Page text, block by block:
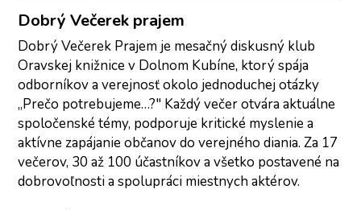
Dobrý Večerek prajem
Dobrý Večerek Prajem je mesačný diskusný klub
Oravskej knižnice v Dolnom Kubíne, ktorý spája
odborníkov a verejnosť okolo jednoduchej otázky
„Prečo potrebujeme…?" Každý večer otvára aktuálne
spoločenské témy, podporuje kritické myslenie a
aktívne zapájanie občanov do verejného diania. Za 17
večerov, 30 až 100 účastníkov a všetko postavené na
dobrovoľnosti a spolupráci miestnych aktérov.